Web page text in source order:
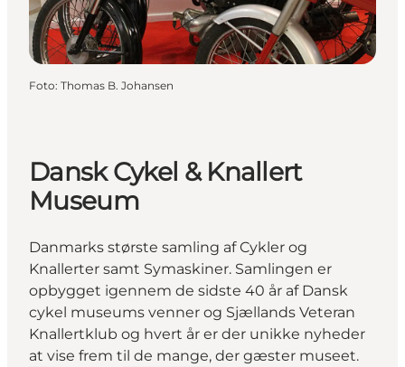
Foto: Thomas B. Johansen
Dansk Cykel & Knallert
Museum
Danmarks største samling af Cykler og
Knallerter samt Symaskiner. Samlingen er
opbygget igennem de sidste 40 år af Dansk
cykel museums venner og Sjællands Veteran
Knallertklub og hvert år er der unikke nyheder
at vise frem til de mange, der gæster museet.